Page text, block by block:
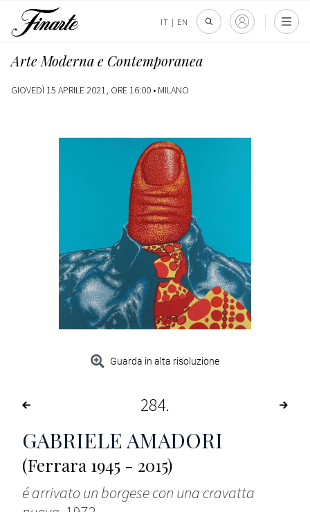
IT | EN
Arte Moderna e Contemporanea
GIOVEDÌ 15 APRILE 2021, ORE 16:00 • MILANO
Guarda in alta risoluzione
284
GABRIELE AMADORI
(Ferrara 1945 - 2015)
é arrivato un borgese con una cravatta